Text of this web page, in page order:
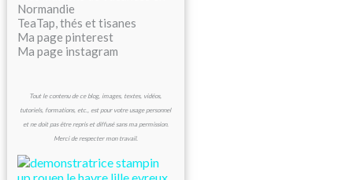
Normandie
TeaTap, thés et tisanes
Ma page pinterest
Ma page instagram
Tout le contenu de ce blog, images, textes, vidéos,
tutoriels, formations, etc., est pour votre usage personnel
et ne doit pas être repris et diffusé sans ma permission.
Merci de respecter mon travail.